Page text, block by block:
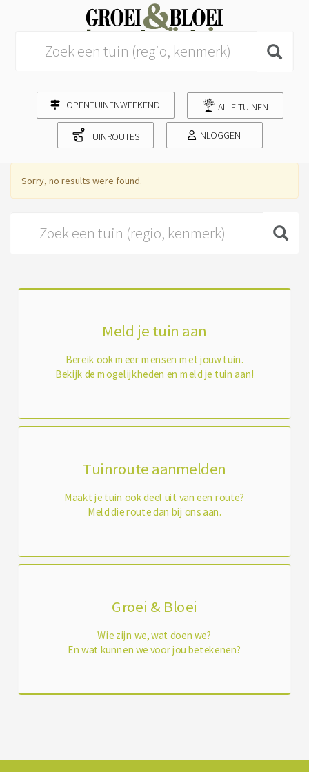
OPENTUINENWEEKEND ALLE TUINEN
TUINROUTES INLOGGEN
Sorry, no results were found.
Meld je tuin aan
Bereik ook meer mensen met jouw tuin.
Bekijk de mogelijkheden en meld je tuin aan!
Tuinroute aanmelden
Maakt je tuin ook deel uit van een route?
Meld die route dan bij ons aan.
Groei & Bloei
Wie zijn we, wat doen we?
En wat kunnen we voor jou betekenen?